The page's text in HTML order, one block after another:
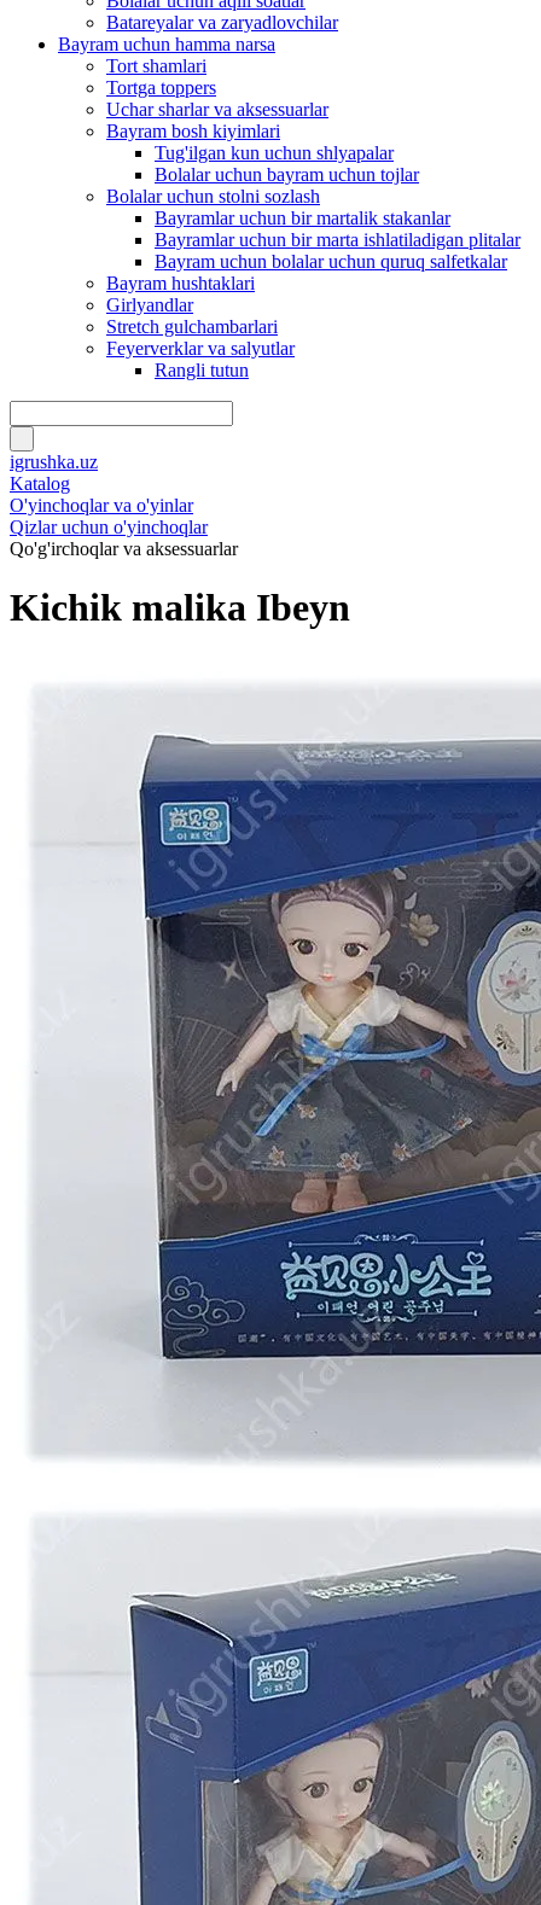
Batareyalar va zaryadlovchilar
Bayram uchun hamma narsa
Tort shamlari
Tortga toppers
Uchar sharlar va aksessuarlar
Bayram bosh kiyimlari
Tug'ilgan kun uchun shlyapalar
Bolalar uchun bayram uchun tojlar
Bolalar uchun stolni sozlash
Bayramlar uchun bir martalik stakanlar
Bayramlar uchun bir marta ishlatiladigan plitalar
Bayram uchun bolalar uchun quruq salfetkalar
Bayram hushtaklari
Girlyandlar
Stretch gulchambarlari
Feyerverklar va salyutlar
Rangli tutun
igrushka.uz
Katalog
O'yinchoqlar va o'yinlar
Qizlar uchun o'yinchoqlar
Qo'g'irchoqlar va aksessuarlar
Kichik malika Ibeyn